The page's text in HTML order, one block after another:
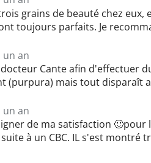
grains de beauté chez
toujours parfaits. Je
un an
docteur Cante afin d'effectuer
(purpura) mais tout disparaît
un an
de ma satisfaction
à un CBC. IL s'est